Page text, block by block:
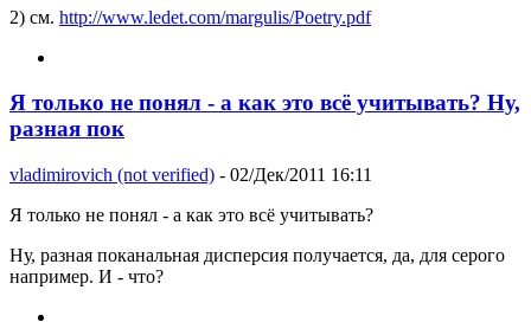
2) см. http://www.ledet.com/margulis/Poetry.pdf
Я только не понял - а как это всё учитывать? Ну,
разная пок
vladimirovich (not verified) - 02/Дек/2011 16:11
Я только не понял - а как это всё учитывать?
Ну, разная поканальная дисперсия получается, да, для серого
например. И - что?